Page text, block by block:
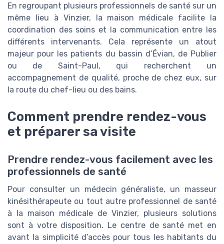
En regroupant plusieurs professionnels de santé sur un
même lieu à Vinzier, la maison médicale facilite la
coordination des soins et la communication entre les
différents intervenants. Cela représente un atout
majeur pour les patients du bassin d’Évian, de Publier
ou de Saint-Paul, qui recherchent un
accompagnement de qualité, proche de chez eux, sur
la route du chef-lieu ou des bains.
Comment prendre rendez-vous
et préparer sa visite
Prendre rendez-vous facilement avec les
professionnels de santé
Pour consulter un médecin généraliste, un masseur
kinésithérapeute ou tout autre professionnel de santé
à la maison médicale de Vinzier, plusieurs solutions
sont à votre disposition. Le centre de santé met en
avant la simplicité d’accès pour tous les habitants du